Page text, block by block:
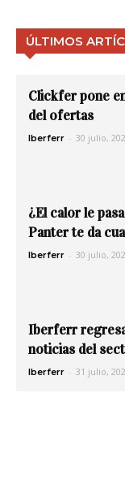
ÚLTIMOS
Clickfer pone
del ofertas
Iberferr - 30 julio,
¿El calor le
Panter te da
Iberferr - 30 julio,
Iberferr
noticias del
Iberferr - 31 julio,